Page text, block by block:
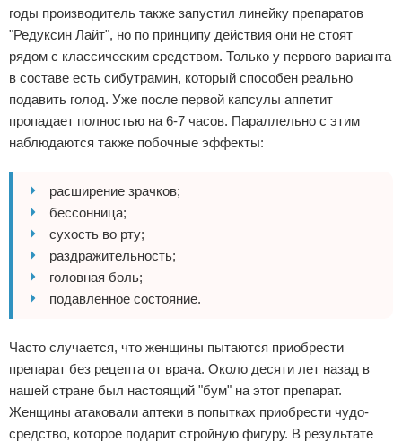
годы производитель также запустил линейку препаратов
"Редуксин Лайт", но по принципу действия они не стоят
рядом с классическим средством. Только у первого варианта
в составе есть сибутрамин, который способен реально
подавить голод. Уже после первой капсулы аппетит
пропадает полностью на 6-7 часов. Параллельно с этим
наблюдаются также побочные эффекты:
расширение зрачков;
бессонница;
сухость во рту;
раздражительность;
головная боль;
подавленное состояние.
Часто случается, что женщины пытаются приобрести
препарат без рецепта от врача. Около десяти лет назад в
нашей стране был настоящий "бум" на этот препарат.
Женщины атаковали аптеки в попытках приобрести чудо-
средство, которое подарит стройную фигуру. В результате